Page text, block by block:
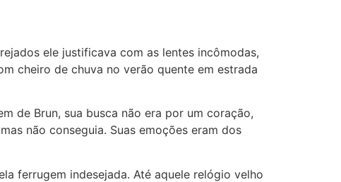
ele justificava com as lentes incômodas,
cheiro de chuva no verão quente em estrada
de Brun, sua busca não era por um coração,
não conseguia. Suas emoções eram dos
ferrugem indesejada. Até aquele relógio velho